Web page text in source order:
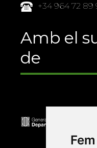
+34 964 72 89
Amb el
de